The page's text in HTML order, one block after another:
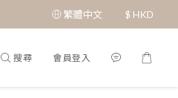
繁體中文 $ HKD
搜尋 會員登入